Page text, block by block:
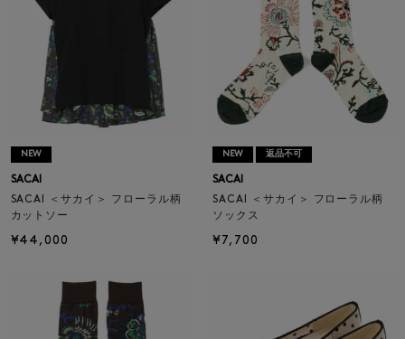
NEW
SACAI
SACAI ＜サカイ＞ フローラル柄
カットソー
¥44,000
NEW 返品不可
SACAI
SACAI ＜サカイ＞ フローラル柄
ソックス
¥7,700